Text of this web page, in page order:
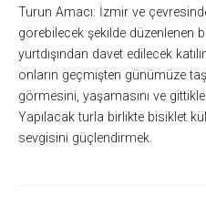
Turun Amacı: İzmir ve
görebilecek şekilde düzenlenen
yurtdışından davet edilecek
onların geçmişten günümüze
görmesini, yaşamasını ve
Yapılacak turla birlikte bisiklet
sevgisini güçlendirmek.